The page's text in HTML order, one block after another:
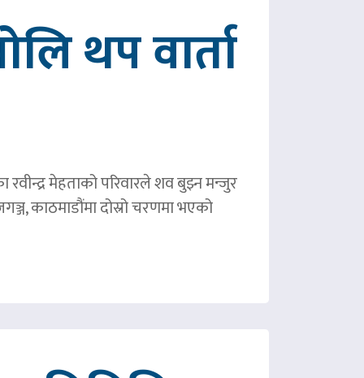
थप वार्ता
मेहताको परिवारले शव बुझ्न मन्जुर
काठमाडौंमा दोस्रो चरणमा भएको